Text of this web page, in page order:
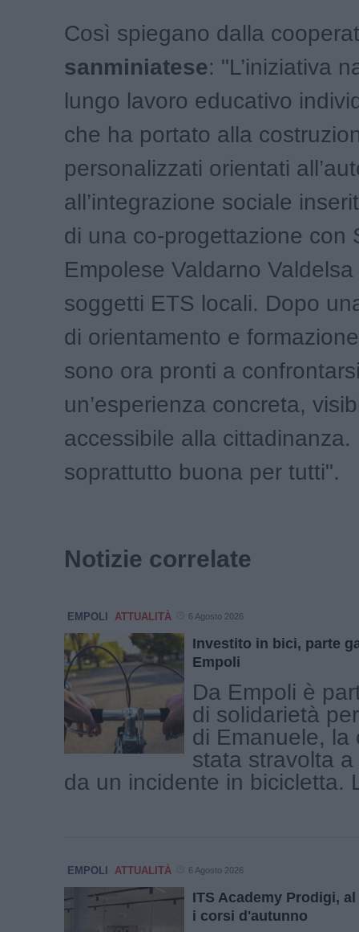
Così spiegano dalla
sanminiatese: "L’iniziativa
lungo lavoro educativo
che ha portato alla
personalizzati orientati
all’integrazione sociale
di una co-progettazione con
Empolese Valdarno
soggetti ETS locali. Dopo
di orientamento e
sono ora pronti a
un’esperienza concreta,
accessibile alla cittadinanza.
soprattutto buona per tutti".
Notizie correlate
EMPOLI ATTUALITÀ 6 Agosto 2026
Investito in bici, parte
Empoli
Da Empoli è
di solidarietà
di Emanuele, la
stata stravolta
da un incidente in bicicletta.
EMPOLI ATTUALITÀ 6 Agosto 2026
ITS Academy Prodigi,
i corsi d'autunno